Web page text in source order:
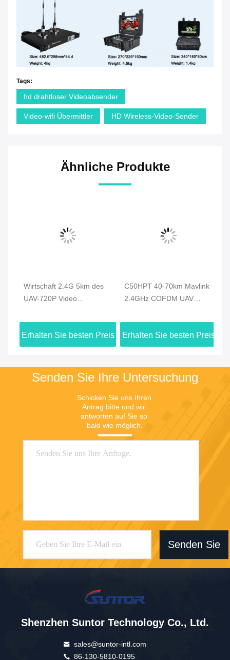
Tags:
hd drahtloser Videoabsender
Video-wifi Übermittler HD Wireless-Video-Sender
Ähnliche Produkte
Wirtschaft 2.4G 5km des
UAV-720P Video
Videoübermittler-HDMI u.
Duplexdatenverbindung
Erhalten Sie besten Preis
C50HPT 40-70km Mavlink
2.4GHz COFDM UAV
Langstrecke UP/Downlink
Erhalten Sie besten Preis
Senden Sie Ihre Untersuchung
Schicken Sie uns Ihren
Antrag bitte und wir
antworten auf Sie so
bald wie möglich.
Senden Sie
Shenzhen Suntor Technology Co., Ltd.
sales@suntor-intl.com
86-130-5810-0195